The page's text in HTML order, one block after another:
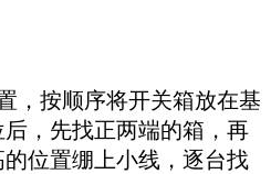
按顺序将开关箱放在基
，先找正两端的箱，再
位置绷上小线，逐台找